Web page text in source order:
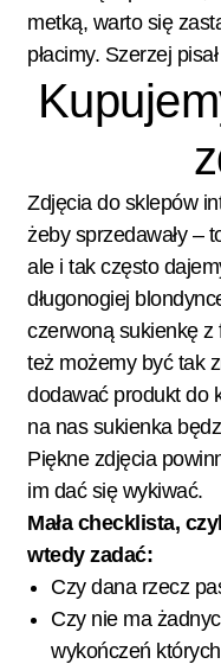
metką, warto się
płacimy. Szerzej
Zdjęcia do sklepów
żeby sprzedawały –
ale i tak często
długonogiej
czerwoną sukienkę z
też możemy być tak
dodawać produkt do
na nas sukienka
Piękne zdjęcia
im dać się wykiwać.
Mała checklista,
wtedy zadać:
Czy dana rzecz
Czy nie ma
wykończeń